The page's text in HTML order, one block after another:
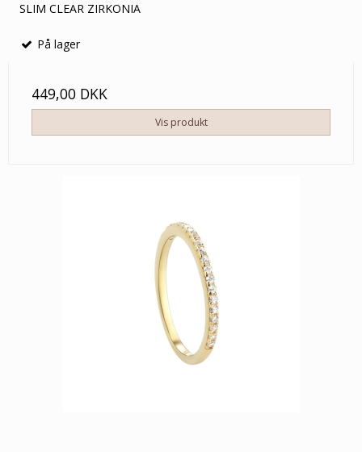
SLIM CLEAR ZIRKONIA
På lager
449,00 DKK
Vis produkt